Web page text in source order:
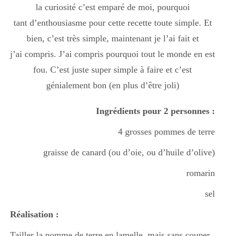
la curiosité c’est emparé de moi, pourquoi
tant d’enthousiasme pour cette recette toute simple. Et
bien, c’est très simple, maintenant je l’ai fait et
j’ai compris. J’ai compris pourquoi tout le monde en est
fou. C’est juste super simple à faire et c’est
génialement bon (en plus d’être joli)
Ingrédients pour 2 personnes :
4 grosses pommes de terre
graisse de canard (ou d’oie, ou d’huile d’olive)
romarin
sel
Réalisation :